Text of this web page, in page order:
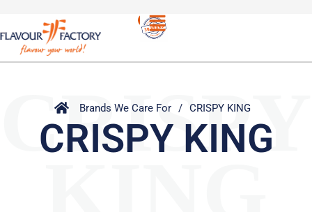
Brands We Care For / CRISPY KING
CRISPY KING
CRISPY